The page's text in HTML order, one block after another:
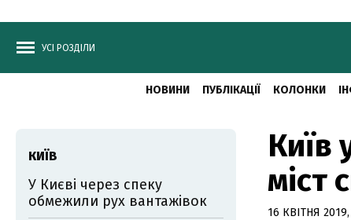
УСІ РОЗДІЛИ
НОВИНИ ПУБЛІКАЦІЇ КОЛОНКИ
Київ
міст
16 КВІТНЯ 2019,
КИЇВ
У Києві через спеку
обмежили рух вантажівок